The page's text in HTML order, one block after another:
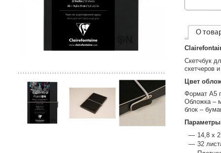
О
Скетчбук
скетчеров
Цвет
Формат А5
Обложка –
блок –
Параметры
14,8 х
32